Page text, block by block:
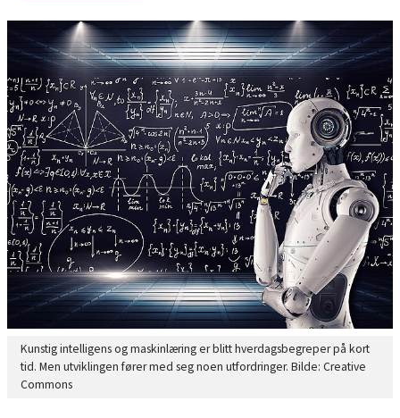
Kunstig intelligens og maskinlæring er blitt hverdagsbegreper på kort
tid. Men utviklingen fører med seg noen utfordringer. Bilde: Creative
Commons